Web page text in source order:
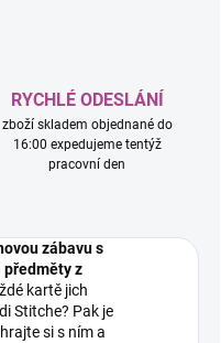
RYCHLÉ ODESLÁNÍ
zboží skladem objednané do
16:00 expedujeme tentýž
pracovní den
zábavu s
z
kartě jich
Stitche? Pak je
si s ním a